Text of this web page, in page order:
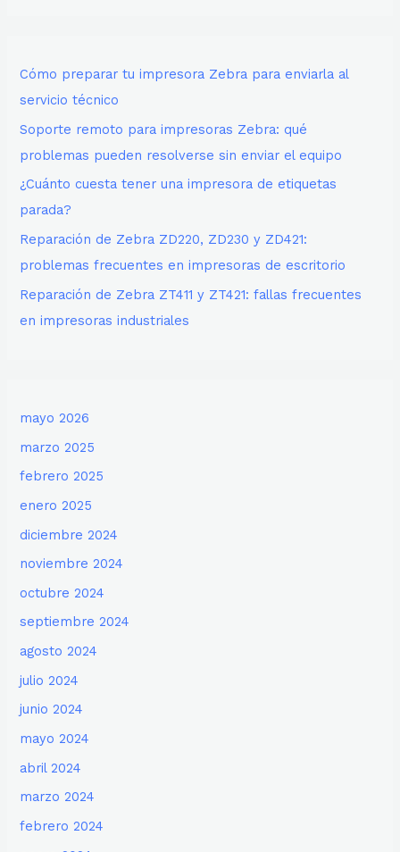
Cómo preparar tu impresora Zebra para enviarla al
servicio técnico
Soporte remoto para impresoras Zebra: qué
problemas pueden resolverse sin enviar el equipo
¿Cuánto cuesta tener una impresora de etiquetas
parada?
Reparación de Zebra ZD220, ZD230 y ZD421:
problemas frecuentes en impresoras de escritorio
Reparación de Zebra ZT411 y ZT421: fallas frecuentes
en impresoras industriales
mayo 2026
marzo 2025
febrero 2025
enero 2025
diciembre 2024
noviembre 2024
octubre 2024
septiembre 2024
agosto 2024
julio 2024
junio 2024
mayo 2024
abril 2024
marzo 2024
febrero 2024